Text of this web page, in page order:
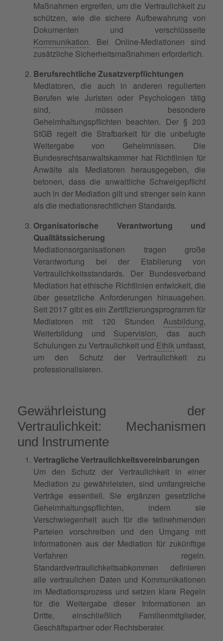
Maßnahmen ergreifen, um die Vertraulichkeit zu
schützen, wie die sichere Aufbewahrung von
Dokumenten und verschlüsselte
Kommunikation. Bei Online-Mediationen sind
zusätzliche Sicherheitsmaßnahmen erforderlich.
Berufsrechtliche Zusatzverpflichtungen
Mediatoren, die auch in anderen regulierten
Berufen wie Juristen oder Psychologen tätig
sind, müssen besondere
Geheimhaltungspflichten beachten. Der § 203
StGB regelt die Strafbarkeit für die unbefugte
Weitergabe von Geheimnissen. Die
Bundesrechtsanwaltskammer hat Richtlinien für
Anwälte als Mediatoren herausgegeben, die
betonen, dass die anwaltliche Schweigepflicht
auch in der Mediation gilt und strenger sein kann
als die mediationsrechtlichen Standards.
Organisatorische Verantwortung und
Qualitätssicherung
Mediationsorganisationen tragen große
Verantwortung bei der Etablierung von
Vertraulichkeitsstandards. Der Bundesverband
Mediation hat ethische Richtlinien entwickelt, die
über gesetzliche Anforderungen hinausgehen.
Seit 2017 gibt es ein Zertifizierungsprogramm für
Mediatoren mit 120 Stunden Ausbildung,
Weiterbildung und Supervision, das auch
Schulungen zu Vertraulichkeit und Ethik umfasst,
um den Schutz der Vertraulichkeit zu
professionalisieren.
Gewährleistung der
Vertraulichkeit: Mechanismen
und Instrumente
Vertragliche Vertraulichkeitsvereinbarungen
Um den Schutz der Vertraulichkeit in einer
Mediation zu gewährleisten, sind umfangreiche
Verträge essentiell. Sie ergänzen gesetzliche
Geheimhaltungspflichten, indem sie
Verschwiegenheit auch für die teilnehmenden
Parteien vorschreiben und den Umgang mit
Informationen aus der Mediation für zukünftige
Verfahren regeln.
Standardvertraulichkeitsabkommen definieren
alle vertraulichen Daten und Kommunikationen
im Mediationsprozess und setzen klare Regeln
für die Weitergabe dieser Informationen an
Dritte, einschließlich Familienmitglieder,
Geschäftspartner oder Rechtsberater.